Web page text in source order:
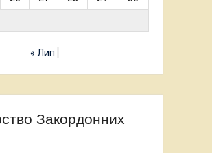
« Лип
Закордонних